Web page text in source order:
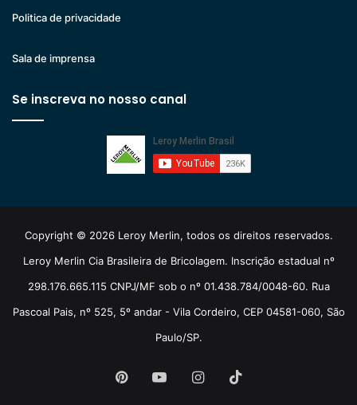
Politica de privacidade
Sala de imprensa
Se inscreva no nosso canal
Copyright © 2026 Leroy Merlin, todos os direitos reservados.
Leroy Merlin Cia Brasileira de Bricolagem. Inscrição estadual nº
298.176.665.115 CNPJ/MF sob o nº 01.438.784/0048-60. Rua
Pascoal Pais, nº 525, 5º andar - Vila Cordeiro, CEP 04581-060, São
Paulo/SP.
PinterestYouTubeInstagram